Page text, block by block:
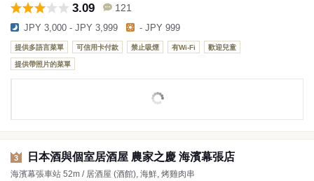
3.09 121
JPY 3,000 - JPY 3,999 - JPY 999
提供多語言菜單 可信用卡付款 禁止吸煙 有Wi-Fi 歡迎兒童
提供帶照片的菜單
3 日本酒與個室居酒屋 農家之慶 海濱幕張店
海濱幕張車站 52m / 居酒屋 (酒館), 海鮮, 烤雞肉串